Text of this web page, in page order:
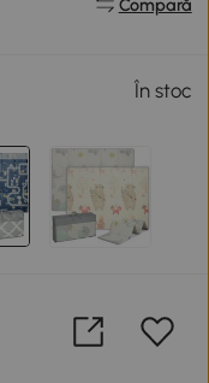
Compară
În stoc